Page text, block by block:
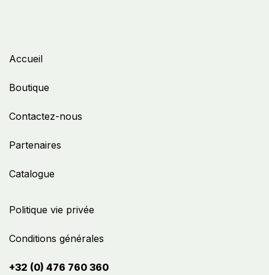
Politique vie privée
Conditions générales
+32 (0) 476 760 360
Accueil
Boutique
Contactez-nous
Partenaires
Catalogue